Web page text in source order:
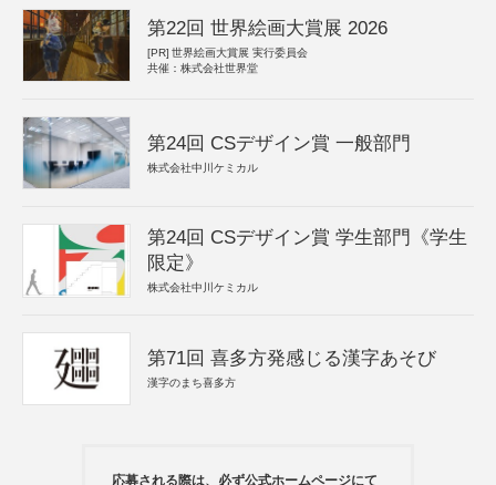
第22回 世界絵画大賞展 2026
[PR] 世界絵画大賞展 実行委員会
共催：株式会社世界堂
第24回 CSデザイン賞 一般部門
株式会社中川ケミカル
第24回 CSデザイン賞 学生部門《学生
限定》
株式会社中川ケミカル
第71回 喜多方発感じる漢字あそび
漢字のまち喜多方
応募される際は、必ず公式ホームページにて